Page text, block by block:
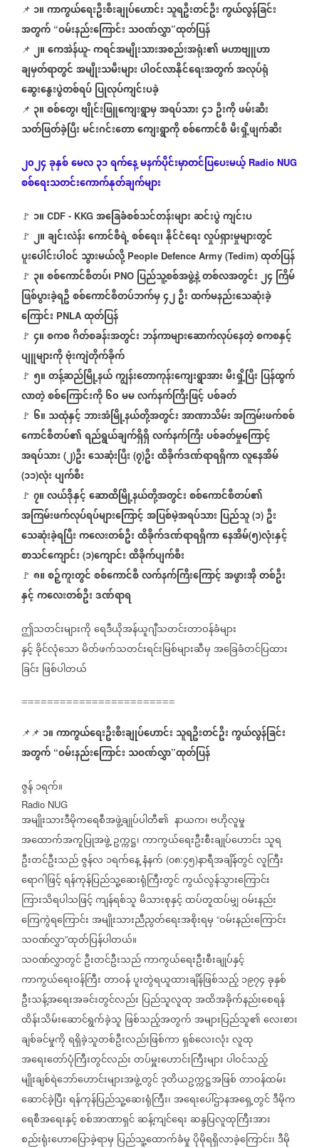
📌 ၁။ကာကွယ်ရေးဦးစီးချုပ်ဟောင်းသူရဦးတင်ဦးကွယ်လွန်ခြင်း
အတွက် “ဝမ်းနည်းကြောင်းသဝဏ်လွှာ”ထုတ်ပြန်
📌 ၂။ကေအဲန်ယူ- ကရင်အမျိုးသားအစည်းအရုံး၏မဟာဗျူဟာ
ချမှတ်ရာတွင်အမျိုးသမီးများပါဝင်လာနိုင်ရေးအတွက်အလုပ်ရုံ
ဆွေးနွေးပွဲတစ်ရပ်ပြုလုပ်ကျင်းပခဲ့
📌 ၃။စစ်တွေ၊ဗျိုင်းဖြူကျေးရွာမှအရပ်သား၄၁ဦးကိုဖမ်းဆီး
သတ်ဖြတ်ခဲ့ပြီးမင်းဂင်းတောကျေးရွာကိုစစ်ကောင်စီမီးရှို့ဖျက်ဆီး
၂၀၂၄ခုနှစ်မေလ၃၁ရက်နေ့မနက်ပိုင်းမှာတင်ပြပေးမယ့် Radio NUG
စစ်ရေးသတင်းကောက်နုတ်ချက်များ
🚩 ၁။ CDF - KKG အခြေခံစစ်သင်တန်းများဆင်းပွဲကျင်းပ
🚩 ၂။ချင်းလဲန်းကောင်စီရဲ့စစ်ရေး၊နိုင်ငံရေးလှုပ်ရှားမှုများတွင်
ပူးပေါင်းပါဝင်သွားမယ်လို့ People Defence Army (Tedim) ထုတ်ပြန်
🚩 ၃။စစ်ကောင်စီတပ်၊ PNO ပြည်သူ့စစ်အဖွဲ့နဲ့တစ်လအတွင်း၂၄ကြိမ်
ဖြစ်ပွားခဲ့ရဦစစ်ကောင်စီတပ်ဘက်မှ၄၂ဦးထက်မနည်းသေဆုံးခဲ့
ကြောင်း PNLA ထုတ်ပြန်
🚩 ၄။စကစဂိတ်စခန်းအတွင်းဘန်ကာများဆောက်လုပ်နေတဲ့စကစနှင့်
ပျူများကိုဗုံးကျဲတိုက်ခိုက်
🚩 ၅။တန့်ဆည်မြို့နယ်ကျွန်းတောကုန်းကျေးရွာအားမီးရှို့ပြီး ပြန်ထွက်
လာတဲ့စစ်ကြောင်းကို၆၀မမလက်နက်ကြီးဖြင့်ပစ်ခတ်
🚩 ၆။သထုံနှင့်ဘားအံမြို့နယ်တို့အတွင်းအာဏာသိမ်းအကြမ်းဖက်စစ်
ကောင်စီတပ်၏ရည်ရွယ်ချက်ရှိရှိလက်နက်ကြီးပစ်ခတ်မှုကြောင့်
အရပ်သား (၂)ဦးသေဆုံးပြီး (၇)ဦးထိခိုက်ဒဏ်ရာရရှိကာလူနေအိမ်
(၁၁)လုံးပျက်စီး
🚩 ၇။လယ်ဒိုနှင့်ဆောထိမြို့နယ်တို့အတွင်းစစ်ကောင်စီတပ်၏
အကြမ်းဖက်လုပ်ရပ်များကြောင့်အပြစ်မဲ့အရပ်သား ပြည်သူ (၁) ဦး
သေဆုံးခဲ့ရပြီးကလေးတစ်ဦးထိခိုက်ဒဏ်ရာရရှိကာနေအိမ်(၅)လုံးနှင့်
စာသင်ကျောင်း (၁)ကျောင်းထိခိုက်ပျက်စီး
🚩 ၈။စဉ့်ကူးတွင်စစ်ကောင်စီလက်နက်ကြီးကြောင့်အဖွားအိုတစ်ဦး
နှင့်ကလေးတစ်ဦးဒဏ်ရာရ
ဤသတင်းများကိုရေဒီယိုအန်ယူဂျီသတင်းတာဝန်ခံများ
နှင့်ခိုင်လုံသောမိတ်ဖက်သတင်းရင်းမြစ်များဆီမှအခြေခံတင်ပြထား
ခြင်း ဖြစ်ပါတယ်
========================
📌📌 ၁။ကာကွယ်ရေးဦးစီးချုပ်ဟောင်းသူရဦးတင်ဦးကွယ်လွန်ခြင်း
အတွက် “ဝမ်းနည်းကြောင်းသဝဏ်လွှာ”ထုတ်ပြန်
ဇွန်၁ရက်။
Radio NUG
အမျိုးသားဒီမိုကရေစီအဖွဲ့ချုပ်ပါတီ၏ နာယက၊ဗဟိုလူမှု
အထောက်အကူပြုအဖွဲ့ဥက္ကဋ္ဌ၊ကာကွယ်ရေးဦးစီးချုပ်ဟောင်း သူရ
ဦးတင်ဦးသည်ဇွန်လ ၁ရက်နေ့နံနက် (၀၈:၄၅)နာရီအချိန်တွင်လူကြီး
ရောဂါဖြင့်ရန်ကုန်ပြည်သူ့ဆေးရုံကြီးတွင်ကွယ်လွန်သွားကြောင်း
ကြားသိရပါသဖြင့်ကျန်ရစ်သူမိသားစုနှင့်ထပ်တူထပ်မျှဝမ်းနည်း
ကြေကွဲရကြောင်းအမျိုးသားညီညွတ်ရေးအစိုးရမှ “ဝမ်းနည်းကြောင်း
သဝဏ်လွှာ”ထုတ်ပြန်ပါတယ်။
သဝဏ်လွှာတွင်ဦးတင်ဦးသည်ကာကွယ်ရေးဦးစီးချုပ်နှင့်
ကာကွယ်ရေးဝန်ကြီးတာဝန်ပူးတွဲရယူထားချိန်ဖြစ်သည့်၁၉၇၄ခုနှစ်
ဦးသန့်အရေးအခင်းတွင်လည်း ပြည်သူလူထုအထိအခိုက်နည်းစေရန်
ထိန်းသိမ်းဆောင်ရွက်ခဲ့သူ ဖြစ်သည့်အတွက်အများပြည်သူ၏လေးစား
ချစ်ခင်မှုကိုရရှိခဲ့သူတစ်ဦးလည်းဖြစ်ကာရှစ်လေးလုံးလူထု
အရေးတော်ပုံကြီးတွင်လည်းတပ်မှူးဟောင်းကြီးများပါဝင်သည့်
မျိုးချစ်ရဲဘော်ဟောင်းများအဖွဲ့တွင်ဒုတိယဥက္ကဋ္ဌအဖြစ်တာဝန်ထမ်း
ဆောင်ခဲ့ပြီးရန်ကုန်ပြည်သူ့ဆေးရုံကြီး၊အရေးပေါ်ဌာနအရှေ့တွင်ဒီမိုက
ရေစီအရေးနှင့်စစ်အာဏာရှင်ဆန့်ကျင်ရေးဆန္ဒပြလူထုကြီးအား
စည်းရုံးဟောပြောခဲ့ရာမှ ပြည်သူ့ထောက်ခံမှုပိုမိုရရှိလာခဲ့ကြောင်း၊ဒီမို